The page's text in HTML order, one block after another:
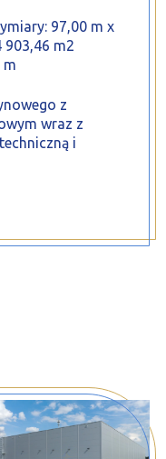
97,00 m x
903,46 m2
m
z
wraz z
i